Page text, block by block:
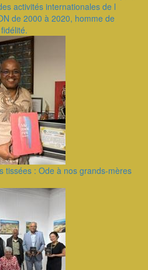
activités internationales de l
de 2000 à 2020, homme de
tissées : Ode à nos grands-mères